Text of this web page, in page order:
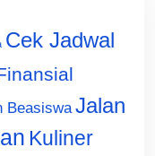
Cek Jadwal
Beasiswa Jalan
Kuliner